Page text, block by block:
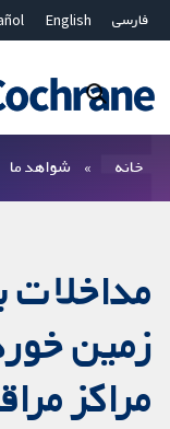
فارسی English
Bahasa Malaysia
ไทย
خانه شواهد ما
مداخلات
زمین
مراکز